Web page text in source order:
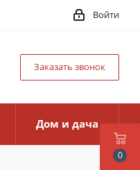
Войти
Заказать звонок
Дом и дача
0